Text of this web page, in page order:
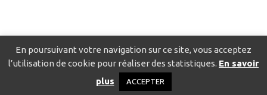
Catalogue pour localiser les fournisseurs
Politique de confidentialité
En poursuivant votre navigation sur ce site, vous acceptez
l’utilisation de cookie pour réaliser des statistiques. En savoir
plus
ACCEPTER